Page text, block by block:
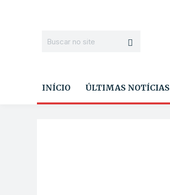
INÍCIO ÚLTIMAS NOTÍCIAS